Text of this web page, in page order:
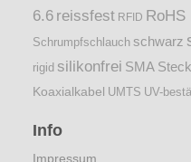
6.6 reissfest RFID RoHS
Schrumpfschlauch schwarz
rigid silikonfrei SMA
Koaxialkabel UMTS UV-
Info
Impressum